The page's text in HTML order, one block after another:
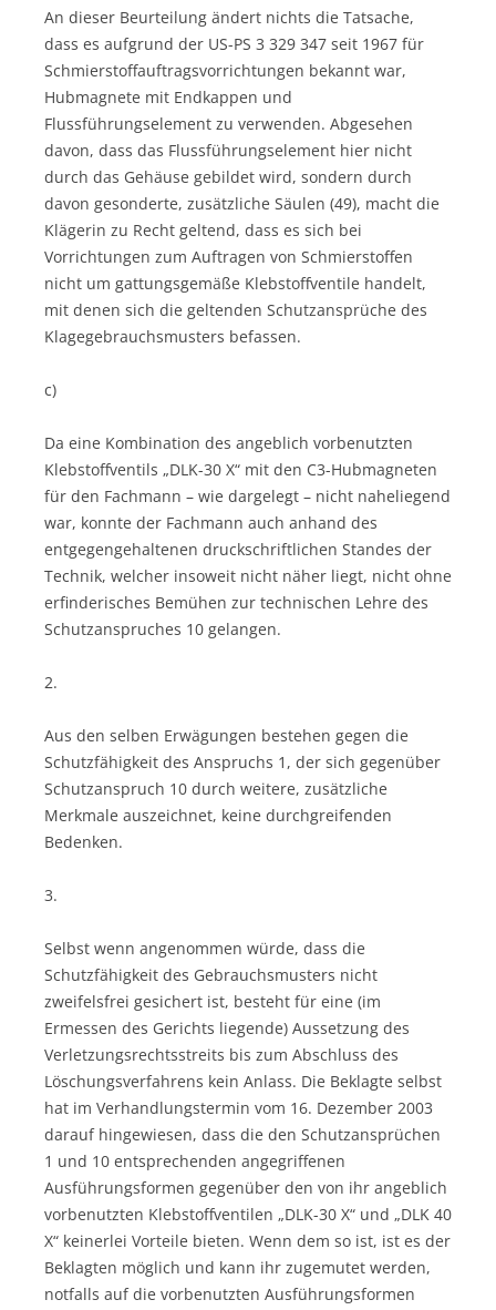
An dieser Beurteilung ändert nichts die Tatsache,
dass es aufgrund der US-PS 3 329 347 seit 1967 für
Schmierstoffauftragsvorrichtungen bekannt war,
Hubmagnete mit Endkappen und
Flussführungselement zu verwenden. Abgesehen
davon, dass das Flussführungselement hier nicht
durch das Gehäuse gebildet wird, sondern durch
davon gesonderte, zusätzliche Säulen (49), macht die
Klägerin zu Recht geltend, dass es sich bei
Vorrichtungen zum Auftragen von Schmierstoffen
nicht um gattungsgemäße Klebstoffventile handelt,
mit denen sich die geltenden Schutzansprüche des
Klagegebrauchsmusters befassen.
c)
Da eine Kombination des angeblich vorbenutzten
Klebstoffventils „DLK-30 X“ mit den C3-Hubmagneten
für den Fachmann – wie dargelegt – nicht naheliegend
war, konnte der Fachmann auch anhand des
entgegengehaltenen druckschriftlichen Standes der
Technik, welcher insoweit nicht näher liegt, nicht ohne
erfinderisches Bemühen zur technischen Lehre des
Schutzanspruches 10 gelangen.
2.
Aus den selben Erwägungen bestehen gegen die
Schutzfähigkeit des Anspruchs 1, der sich gegenüber
Schutzanspruch 10 durch weitere, zusätzliche
Merkmale auszeichnet, keine durchgreifenden
Bedenken.
3.
Selbst wenn angenommen würde, dass die
Schutzfähigkeit des Gebrauchsmusters nicht
zweifelsfrei gesichert ist, besteht für eine (im
Ermessen des Gerichts liegende) Aussetzung des
Verletzungsrechtsstreits bis zum Abschluss des
Löschungsverfahrens kein Anlass. Die Beklagte selbst
hat im Verhandlungstermin vom 16. Dezember 2003
darauf hingewiesen, dass die den Schutzansprüchen
1 und 10 entsprechenden angegriffenen
Ausführungsformen gegenüber den von ihr angeblich
vorbenutzten Klebstoffventilen „DLK-30 X“ und „DLK 40
X“ keinerlei Vorteile bieten. Wenn dem so ist, ist es der
Beklagten möglich und kann ihr zugemutet werden,
notfalls auf die vorbenutzten Ausführungsformen